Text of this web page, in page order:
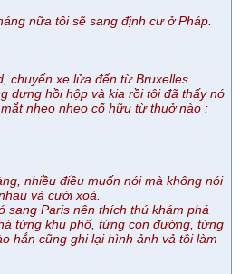
nữa tôi sẽ sang định cư ở Pháp.
chuyến xe lửa đến từ Bruxelles.
dưng hồi hộp và kia rồi tôi đã thấy nó
nheo nheo cố hữu từ thuở nào :
nhiều điều muốn nói mà không nói
và cười xoà.
sang Paris nên thích thú khám phá
từng khu phố, từng con đường, từng
hắn cũng ghi lại hình ảnh vả tôi làm